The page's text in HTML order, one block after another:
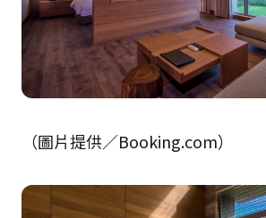
（圖片提供／Booking.com）